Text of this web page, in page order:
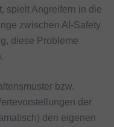
spielt Angreifern in die
zwischen AI-Safety
diese Probleme
bzw.
der
den eigenen